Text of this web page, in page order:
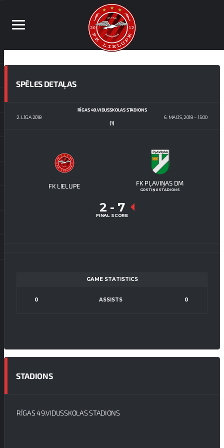
SPĒLES DETAĻAS
2. LĪGA 2018
RĪGAS 49.VIDUSSKOLAS STADIONS
6. MAIJS, 2018
15:00
(1)
FK LIELUPE FK PĻAVIŅAS DM
GOSTIŅU STADIONS
2 - 7
FINAL SCORE
GAME STATISTICS
0 ASSISTS 0
STADIONS
RĪGAS 49.VIDUSSKOLAS STADIONS